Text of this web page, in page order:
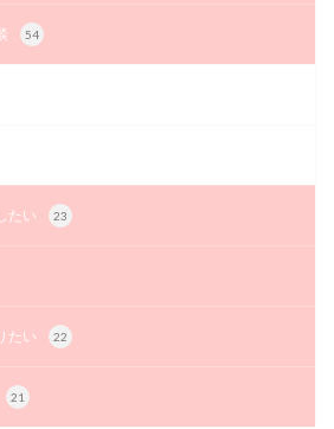
54
たい 23
たい 22
21